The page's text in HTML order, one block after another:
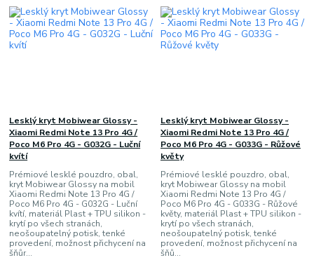
Lesklý kryt Mobiwear Glossy -
Xiaomi Redmi Note 13 Pro 4G /
Poco M6 Pro 4G - G032G - Luční
kvítí
Prémiové lesklé pouzdro, obal,
kryt Mobiwear Glossy na mobil
Xiaomi Redmi Note 13 Pro 4G /
Poco M6 Pro 4G - G032G - Luční
kvítí, materiál Plast + TPU silikon -
krytí po všech stranách,
neošoupatelný potisk, tenké
provedení, možnost přichycení na
šňůr...
Lesklý kryt Mobiwear Glossy -
Xiaomi Redmi Note 13 Pro 4G /
Poco M6 Pro 4G - G033G - Růžové
květy
Prémiové lesklé pouzdro, obal,
kryt Mobiwear Glossy na mobil
Xiaomi Redmi Note 13 Pro 4G /
Poco M6 Pro 4G - G033G - Růžové
květy, materiál Plast + TPU silikon -
krytí po všech stranách,
neošoupatelný potisk, tenké
provedení, možnost přichycení na
šňů...